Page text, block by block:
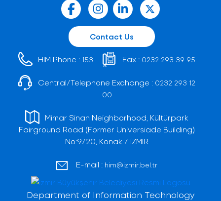
Contact Us
HIM Phone : 153 Fax : 0232 293 39 95
Central/Telephone Exchange : 0232 293 12
00
Mimar Sinan Neighborhood, Kültürpark
Fairground Road (Former Universiade Building)
No:9/20, Konak / İZMİR
E-mail : him@izmir.bel.tr
Department of Information Technology